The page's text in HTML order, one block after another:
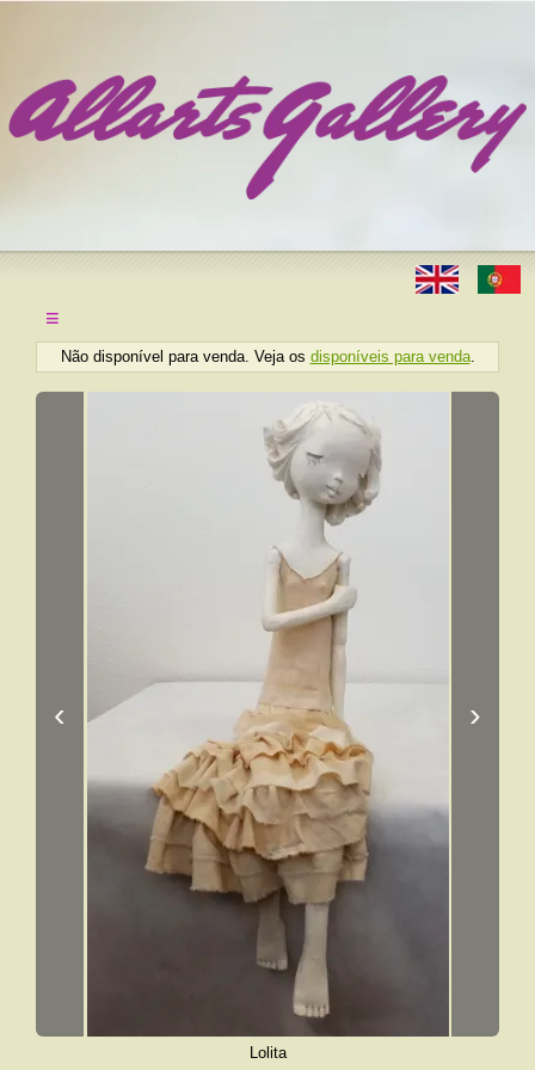
≡
Não disponível para venda. Veja os disponíveis para venda.
‹ ›
Lolita